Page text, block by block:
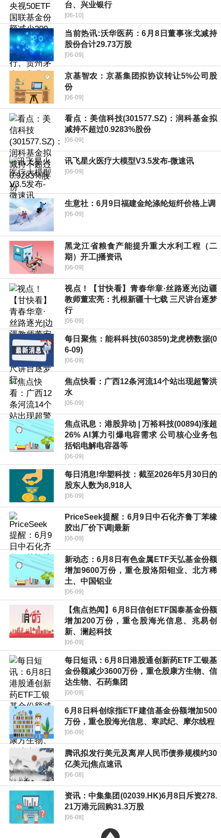
台、兴业银行
[06-10]
当前热讯:沃华医药：6月8日董事张戈减持
股份合计29.73万股
[06-09]
京基智农：京基集团拟协议转让5%公司股
份
[06-09]
看点：美信科技(301577.SZ)：润科基金拟
减持不超过0.9283%股份
[06-09]
讯飞星火医疗大模型V3.5发布-微速讯
[06-09]
生意社：6月9日福建金纶涤纶短纤价格上调
[06-09]
黑龙江省粮食产能提升重大水利工程（二
期）开工|播资讯
[06-09]
视点！【甘快看】青春华章·丝路逐光|边疆
教师董宏亮：扎根新疆十七载 三尺讲台逐梦
行
[06-09]
每日聚焦：能科科技(603859)龙虎榜数据(0
6-09)
[06-09]
焦点快看：广西12条河流14个站出现超警洪
水
[06-09]
焦点讯息：港股异动 | 万裕科技(00894)涨超
26% AI算力引爆电容需求 公司核心业务包
括铝电解电容器等
[06-09]
每日消息!华塑科技：截至2026年5月30日的
股东人数为8,918人
[06-09]
PriceSeek提醒：6月9日中石化齐鲁丁苯橡
胶出厂价下调|最新
[06-09]
新动态：6月8日有色金属ETF天弘基金份额
增加9600万份，重仓股洛阳钼业、北方稀
土、中国铝业
[06-09]
【焦点热闻】6月8日信创ETF国泰基金份额
增加200万份，重仓股海光信息、兆易创
新、澜起科技
[06-09]
每日短讯：6月8日港股通创新药ETF工银基
金份额减少3600万份，重仓股康方生物、信
达生物、石药集团
[06-09]
6月8日科创综指ETF建信基金份额增加500
万份，重仓股海光信息、寒武纪、摩尔线程
[06-09]
腾讯拟发行美元及离岸人民币债券规模约30
亿美元|焦点速讯
[06-08]
资讯：中集集团(02039.HK)6月8日斥资278.
21万港元回购31.3万股
[06-08]